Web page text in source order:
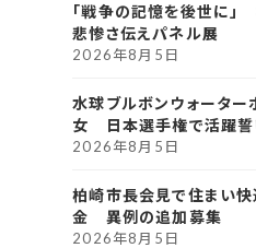
「戦争の記憶を後世に
悲惨さ伝えパネル展
2026年8月5日
水球ブルボンウォーター
女 日本選手権で活躍誓
2026年8月5日
柏崎市長会見で住まい快
金 異例の追加募集
2026年8月5日